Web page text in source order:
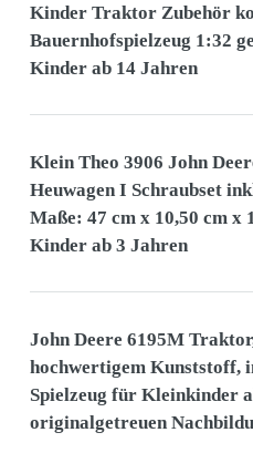
Kinder Traktor Zubehör
Bauernhofspielzeug 1:32
Kinder ab 14 Jahren
Klein Theo 3906 John
Heuwagen I Schraubset
Maße: 47 cm x 10,50 cm x
Kinder ab 3 Jahren
John Deere 6195M
hochwertigem Kunststoff,
Spielzeug für Kleinkinder
originalgetreuen